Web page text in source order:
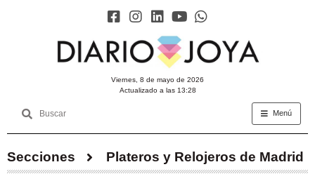
viernes, 8 de mayo de 2026
Actualizado a las 13:28
Menú
Secciones Plateros y Relojeros de Madrid